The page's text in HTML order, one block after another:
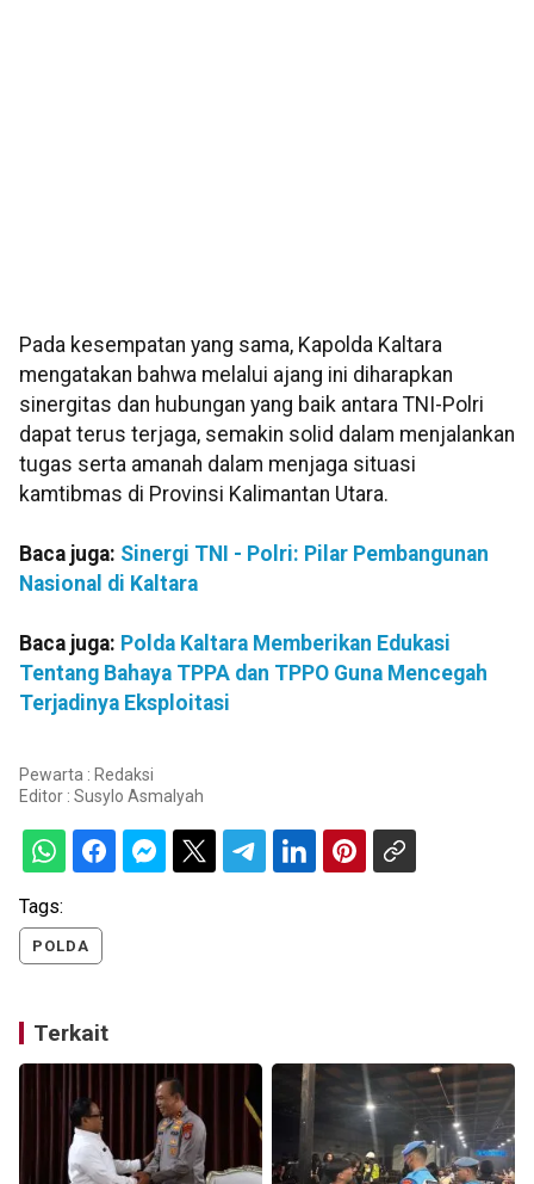
Pada kesempatan yang sama, Kapolda Kaltara
mengatakan bahwa melalui ajang ini diharapkan
sinergitas dan hubungan yang baik antara TNI-Polri
dapat terus terjaga, semakin solid dalam menjalankan
tugas serta amanah dalam menjaga situasi
kamtibmas di Provinsi Kalimantan Utara.
Baca juga: Sinergi TNI - Polri: Pilar Pembangunan
Nasional di Kaltara
Baca juga: Polda Kaltara Memberikan Edukasi
Tentang Bahaya TPPA dan TPPO Guna Mencegah
Terjadinya Eksploitasi
Pewarta : Redaksi
Editor : Susylo Asmalyah
Tags:
POLDA
Terkait